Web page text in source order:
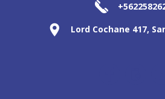
Lord Cochane 417,